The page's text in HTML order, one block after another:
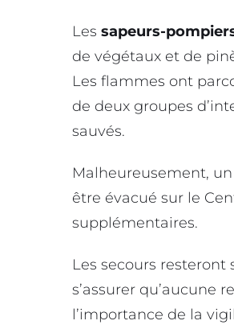
Les sapeurs-
de végétaux et de
Les flammes ont
de deux groupes
sauvés.
Malheureusement,
être évacué sur le
supplémentaires.
Les secours resteront
s’assurer qu’aucune
l’importance de la